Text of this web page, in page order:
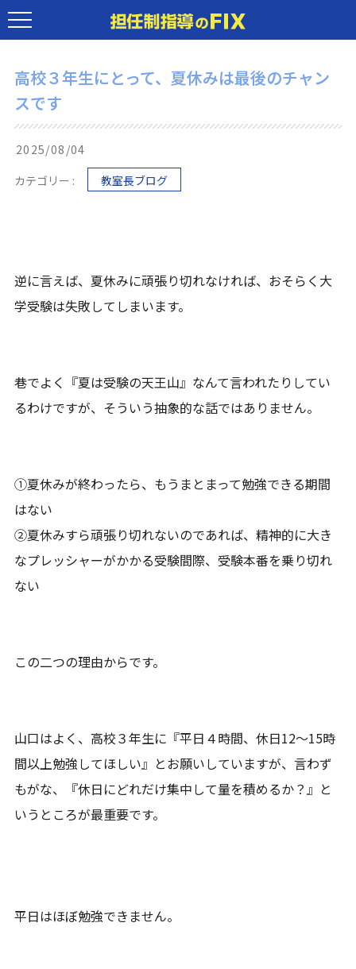
高校３年生にとって、夏休みは最後のチャン
スです
2025/08/04
カテゴリー :
教室長ブログ
逆に言えば、夏休みに頑張り切れなければ、おそらく大
学受験は失敗してしまいます。
巷でよく『夏は受験の天王山』なんて言われたりしてい
るわけですが、そういう抽象的な話ではありません。
①夏休みが終わったら、もうまとまって勉強できる期間
はない
②夏休みすら頑張り切れないのであれば、精神的に大き
なプレッシャーがかかる受験間際、受験本番を乗り切れ
ない
この二つの理由からです。
山口はよく、高校３年生に『平日４時間、休日12～15時
間以上勉強してほしい』とお願いしていますが、言わず
もがな、『休日にどれだけ集中して量を積めるか？』と
いうところが最重要です。
平日はほぼ勉強できません。